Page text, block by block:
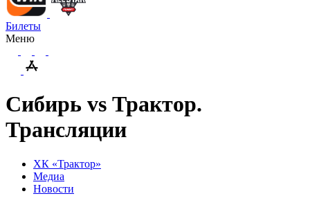
Билеты
Меню
Сибирь vs Трактор.
Трансляции
ХК «Трактор»
Медиа
Новости